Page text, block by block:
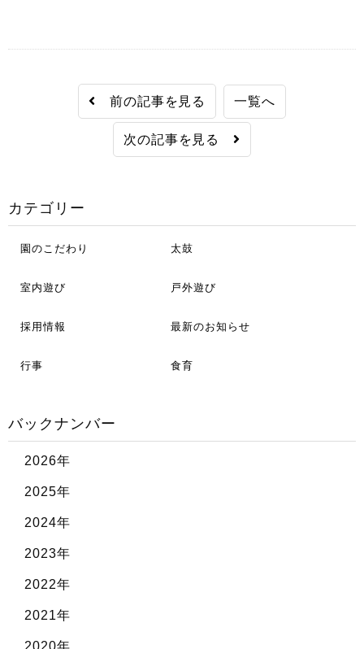
前の記事を見る 一覧へ
次の記事を見る
カテゴリー
園のこだわり 太鼓
室内遊び 戸外遊び
採用情報 最新のお知らせ
行事 食育
バックナンバー
2026年
2025年
2024年
2023年
2022年
2021年